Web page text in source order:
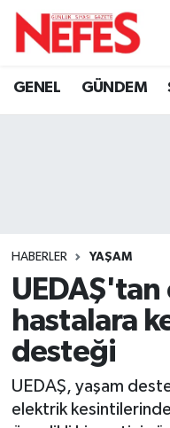
GENEL GÜNDEM
HABERLER YAŞAM
UEDAŞ'tan
hastalara
desteği
UEDAŞ, yaşam
elektrik
Hava Durumu
Tüm Manşetler
Son Dakika
Haber Arşivi